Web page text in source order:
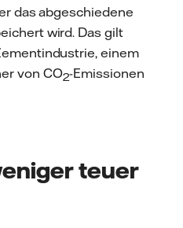
das abgeschiedene
wird. Das gilt
einem
von CO2-Emissionen
teuer